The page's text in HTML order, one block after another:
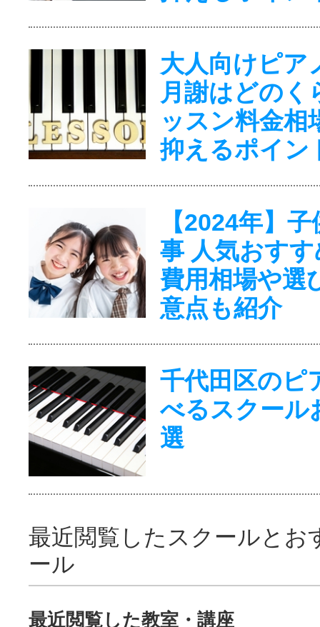
大人向けピア
月謝はどのく
ッスン料金相
抑えるポイン
【2024年】
事 人気おす
費用相場や選
意点も紹介
千代田区のピ
べるスクール
選
最近閲覧したスクールとお
ール
最近閲覧した教室・講座